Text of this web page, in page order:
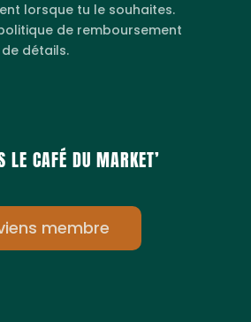
lorsque tu le souhaites.
de remboursement
détails.
LE CAFÉ DU MARKET’
membre